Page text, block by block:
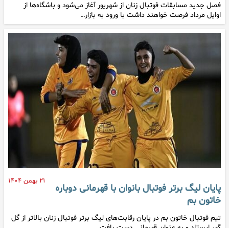
فصل جدید مسابقات فوتبال زنان از شهریور آغاز می‌شود و باشگاه‌ها از
اوایل مرداد فرصت خواهند داشت با ورود به بازار…
۲۱ بهمن ۱۴۰۴
پایان لیگ برتر فوتبال بانوان با قهرمانی دوباره
خاتون بم
تیم فوتبال خاتون بم در پایان رقابت‌های لیگ برتر فوتبال زنان بالاتر از گل